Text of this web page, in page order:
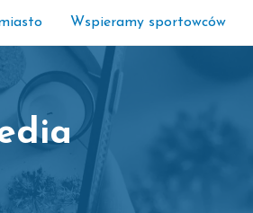
Wspieramy sportowców